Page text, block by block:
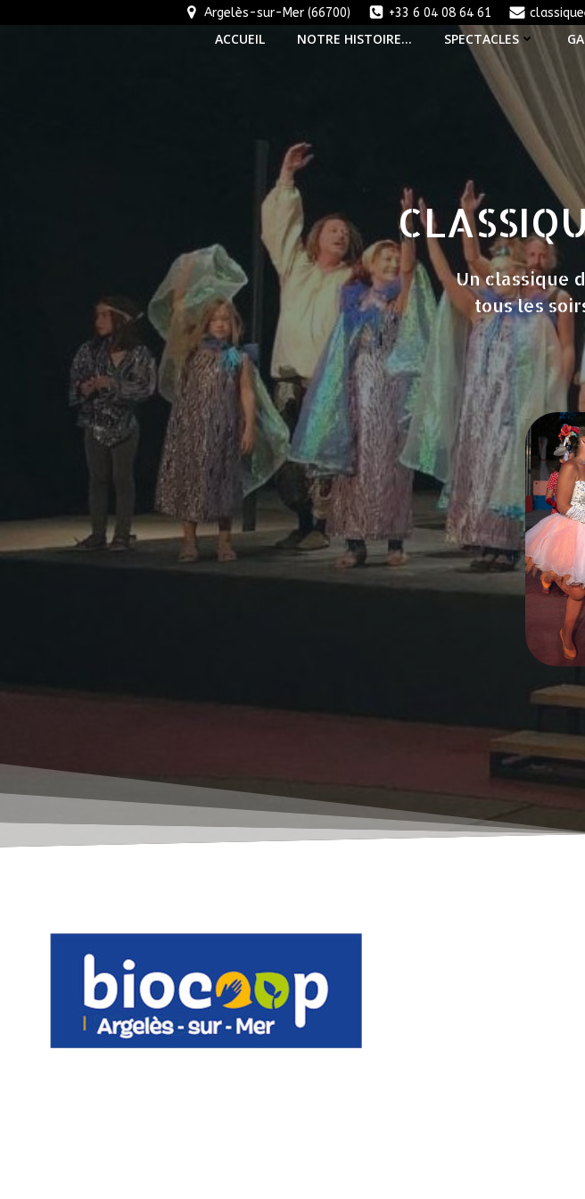
Argelès-sur-Mer (66700) +33 6 04 08 64 61
ACCUEIL NOTRE HISTOIRE… SPECTACLES
Un classique
tous les